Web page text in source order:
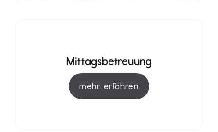
Mittagsbetreuung
mehr erfahren